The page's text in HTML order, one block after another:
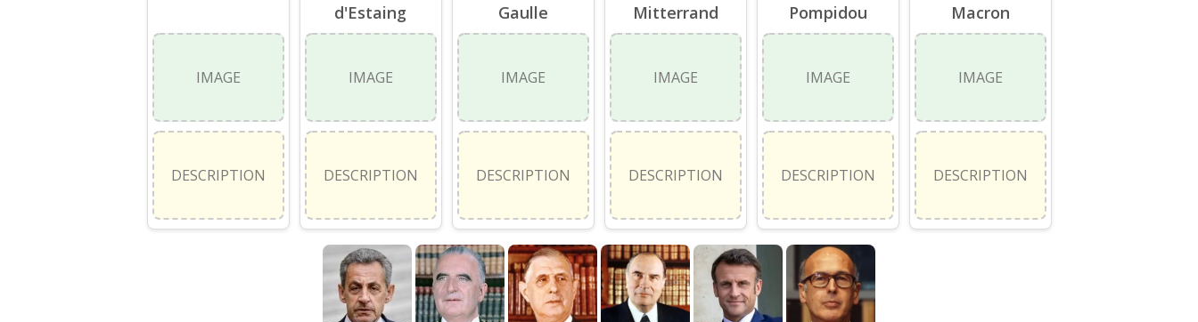
IMAGE
DESCRIPTION
d'Estaing
IMAGE
DESCRIPTION
Gaulle
IMAGE
DESCRIPTION
Mitterrand
IMAGE
DESCRIPTION
Pompidou
IMAGE
DESCRIPTION
Macron
IMAGE
DESCRIPTION